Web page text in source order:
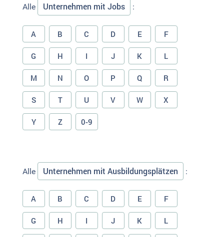
Alle Unternehmen mit Jobs :
A B C D E F
G H I J K L
M N O P Q R
S T U V W X
Y Z 0-9
Alle Unternehmen mit Ausbildungsplätzen :
A B C D E F
G H I J K L